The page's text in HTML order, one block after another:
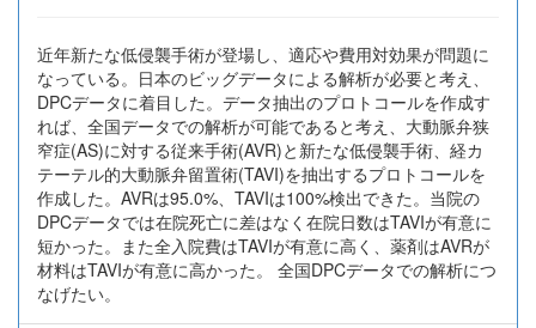
近年新たな低侵襲手術が登場し、適応や費用対効果が問題に
なっている。日本のビッグデータによる解析が必要と考え、
DPCデータに着目した。データ抽出のプロトコールを作成す
れば、全国データでの解析が可能であると考え、大動脈弁狭
窄症(AS)に対する従来手術(AVR)と新たな低侵襲手術、経カ
テーテル的大動脈弁留置術(TAVI)を抽出するプロトコールを
作成した。AVRは95.0%、TAVIは100%検出できた。当院の
DPCデータでは在院死亡に差はなく在院日数はTAVIが有意に
短かった。また全入院費はTAVIが有意に高く、薬剤はAVRが
材料はTAVIが有意に高かった。 全国DPCデータでの解析につ
なげたい。